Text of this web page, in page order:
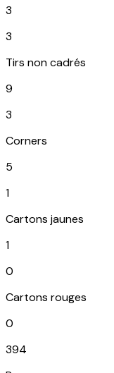
3
3
Tirs non cadrés
9
3
Corners
5
1
Cartons jaunes
1
0
Cartons rouges
0
394